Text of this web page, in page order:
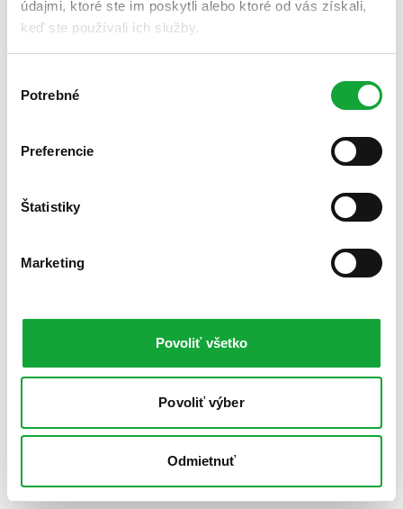
údajmi, ktoré ste im poskytli alebo ktoré od vás získali,
keď ste používali ich služby.
súhlasu
Potrebné
Preferencie
Štatistiky
Marketing
Povoliť všetko
Povoliť výber
Odmietnuť